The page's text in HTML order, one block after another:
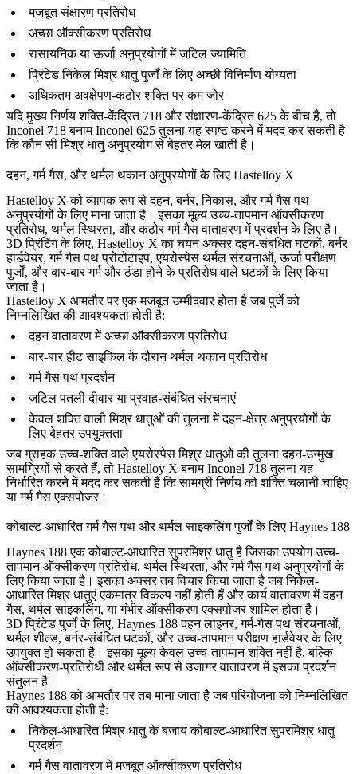
मजबूत संक्षारण प्रतिरोध
अच्छा ऑक्सीकरण प्रतिरोध
रासायनिक या ऊर्जा अनुप्रयोगों में जटिल ज्यामिति
प्रिंटेड निकेल मिश्र धातु पुर्जों के लिए अच्छी विनिर्माण योग्यता
अधिकतम अवक्षेपण-कठोर शक्ति पर कम जोर
यदि मुख्य निर्णय शक्ति-केंद्रित 718 और संक्षारण-केंद्रित 625 के बीच है, तो
Inconel 718 बनाम Inconel 625तुलना यह स्पष्ट करने में मदद कर सकती है
कि कौन सी मिश्र धातु अनुप्रयोग से बेहतर मेल खाती है।
दहन, गर्म गैस, और थर्मल थकान अनुप्रयोगों के लिए Hastelloy X
Hastelloy X को व्यापक रूप से दहन, बर्नर, निकास, और गर्म गैस पथ
अनुप्रयोगों के लिए माना जाता है। इसका मूल्य उच्च-तापमान ऑक्सीकरण
प्रतिरोध, थर्मल स्थिरता, और कठोर गर्म गैस वातावरण में प्रदर्शन के लिए है।
3D प्रिंटिंग के लिए, Hastelloy X का चयन अक्सर दहन-संबंधित घटकों, बर्नर
हार्डवेयर, गर्म गैस पथ प्रोटोटाइप, एयरोस्पेस थर्मल संरचनाओं, ऊर्जा परीक्षण
पुर्जों, और बार-बार गर्म और ठंडा होने के प्रतिरोध वाले घटकों के लिए किया
जाता है।
Hastelloy X आमतौर पर एक मजबूत उम्मीदवार होता है जब पुर्जे को
निम्नलिखित की आवश्यकता होती है:
दहन वातावरण में अच्छा ऑक्सीकरण प्रतिरोध
बार-बार हीट साइकिल के दौरान थर्मल थकान प्रतिरोध
गर्म गैस पथ प्रदर्शन
जटिल पतली दीवार या प्रवाह-संबंधित संरचनाएं
केवल शक्ति वाली मिश्र धातुओं की तुलना में दहन-क्षेत्र अनुप्रयोगों के
लिए बेहतर उपयुक्तता
जब ग्राहक उच्च-शक्ति वाले एयरोस्पेस मिश्र धातुओं की तुलना दहन-उन्मुख
सामग्रियों से करते हैं, तो Hastelloy X बनाम Inconel 718तुलना यह
निर्धारित करने में मदद कर सकती है कि सामग्री निर्णय को शक्ति चलानी चाहिए
या गर्म गैस एक्सपोजर।
कोबाल्ट-आधारित गर्म गैस पथ और थर्मल साइकलिंग पुर्जों के लिए Haynes 188
Haynes 188 एक कोबाल्ट-आधारित सुपरमिश्र धातु है जिसका उपयोग उच्च-
तापमान ऑक्सीकरण प्रतिरोध, थर्मल स्थिरता, और गर्म गैस पथ अनुप्रयोगों के
लिए किया जाता है। इसका अक्सर तब विचार किया जाता है जब निकेल-
आधारित मिश्र धातुएं एकमात्र विकल्प नहीं होती हैं और कार्य वातावरण में दहन
गैस, थर्मल साइकलिंग, या गंभीर ऑक्सीकरण एक्सपोजर शामिल होता है।
3D प्रिंटेड पुर्जों के लिए, Haynes 188 दहन लाइनर, गर्म-गैस पथ संरचनाओं,
थर्मल शील्ड, बर्नर-संबंधित घटकों, और उच्च-तापमान परीक्षण हार्डवेयर के लिए
उपयुक्त हो सकता है। इसका मूल्य केवल उच्च-तापमान शक्ति नहीं है, बल्कि
ऑक्सीकरण-प्रतिरोधी और थर्मल रूप से उजागर वातावरण में इसका प्रदर्शन
संतुलन है।
Haynes 188 को आमतौर पर तब माना जाता है जब परियोजना को निम्नलिखित
की आवश्यकता होती है:
निकेल-आधारित मिश्र धातु के बजाय कोबाल्ट-आधारित सुपरमिश्र धातु
प्रदर्शन
गर्म गैस वातावरण में मजबूत ऑक्सीकरण प्रतिरोध